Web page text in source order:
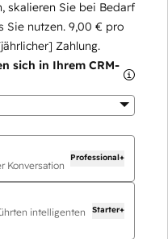
skalieren Sie bei Bedarf
Sie nutzen. 9,00 € pro
Zahlung.
sich in Ihrem CRM-
Konversation
Professional+
intelligenten
Starter+